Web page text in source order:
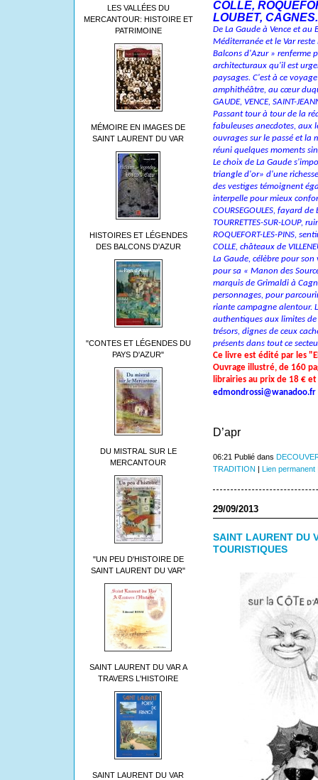
LES VALLÉES DU
MERCANTOUR: HISTOIRE ET
PATRIMOINE
MÉMOIRE EN IMAGES DE
SAINT LAURENT DU VAR
HISTOIRES ET LÉGENDES
DES BALCONS D'AZUR
"CONTES ET LÉGENDES DU
PAYS D'AZUR"
DU MISTRAL SUR LE
MERCANTOUR
"UN PEU D'HISTOIRE DE
SAINT LAURENT DU VAR"
SAINT LAURENT DU VAR A
TRAVERS L'HISTOIRE
SAINT LAURENT DU VAR
COLLE,
LOUBET,
De La Gaude à Vence et
Méditerranée et le Var
Balcons d'Azur » renferme
architecturaux qu'il est
paysages. C'est à ce
amphithéâtre, au cœur
GAUDE, VENCE, SAINT-
Passant tour à tour de la
fabuleuses anecdotes, aux
ouvrages sur le passé et la
réuni quelques moments
Le choix de La Gaude
triangle d'or» d'une
des vestiges témoignent
interpelle pour mieux
COURSEGOULES, fayard
TOURRETTES-­SUR-LOUP,
ROQUEFORT-LES-PINS,
COLLE, châteaux de
La Gaude, célèbre pour
pour sa « Manon des
marquis de Grimaldi à
personnages, pour
riante campagne alentour.
authentiques aux limites
trésors, dignes de ceux
présents dans tout ce
Ce livre est édité par les
Ouvrage illustré, de 160
librairies au prix de 18 €
edmondrossi@wanadoo.fr
D’apr
06:21 Publié dans
TRADITION
Lien permanent
29/09/2013
SAINT LAURENT DU
TOURISTIQUES